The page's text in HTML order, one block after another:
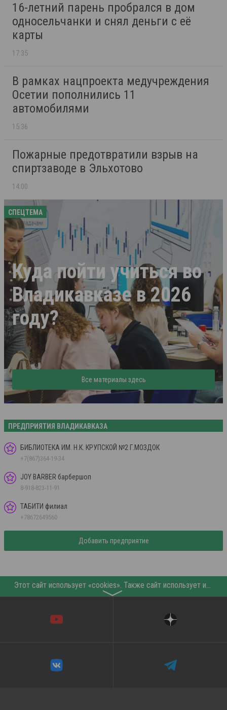
16-летний парень пробрался в дом
односельчанки и снял деньги с её
карты
17:35
В рамках нацпроекта медучреждения
Осетии пополнились 11
автомобилями
15:36
Пожарные предотвратили взрыв на
спиртзаводе в Эльхотово
14:00
СПЕЦТЕМА
Куда пойти учиться во
Владикавказе в 2026
году?
Все материалы здесь
ПРЕДПРИЯТИЯ ВЛАДИКАВКАЗА
БИБЛИОТЕКА ИМ. Н.К. КРУПСКОЙ №2 Г.МОЗДОК
+7(867)364-19-34
JOY BARBER барбершоп
8-918-823-11-91
ТАБИТИ филиал
+78672649560
Добавить предприятие
Этот сайт использует «cookies». Также сайт использует интернет-сервис для сбора технических данных касательно посетителей с целью получения маркетинговой и статистической информации. Условия обработки данных посетителей сайта см.
〉